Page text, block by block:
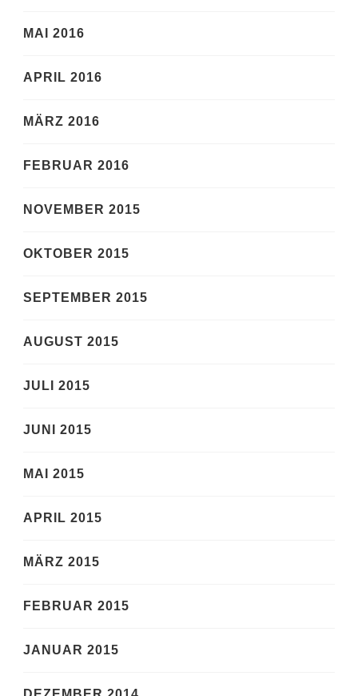
MAI 2016
APRIL 2016
MÄRZ 2016
FEBRUAR 2016
NOVEMBER 2015
OKTOBER 2015
SEPTEMBER 2015
AUGUST 2015
JULI 2015
JUNI 2015
MAI 2015
APRIL 2015
MÄRZ 2015
FEBRUAR 2015
JANUAR 2015